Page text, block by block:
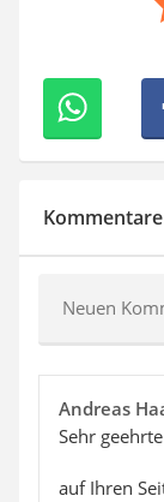
Neuen
Andreas
Sehr
auf Ihren